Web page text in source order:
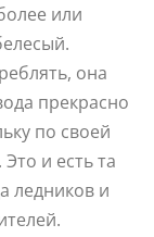
или
она
прекрасно
по своей
и есть та
ледников и